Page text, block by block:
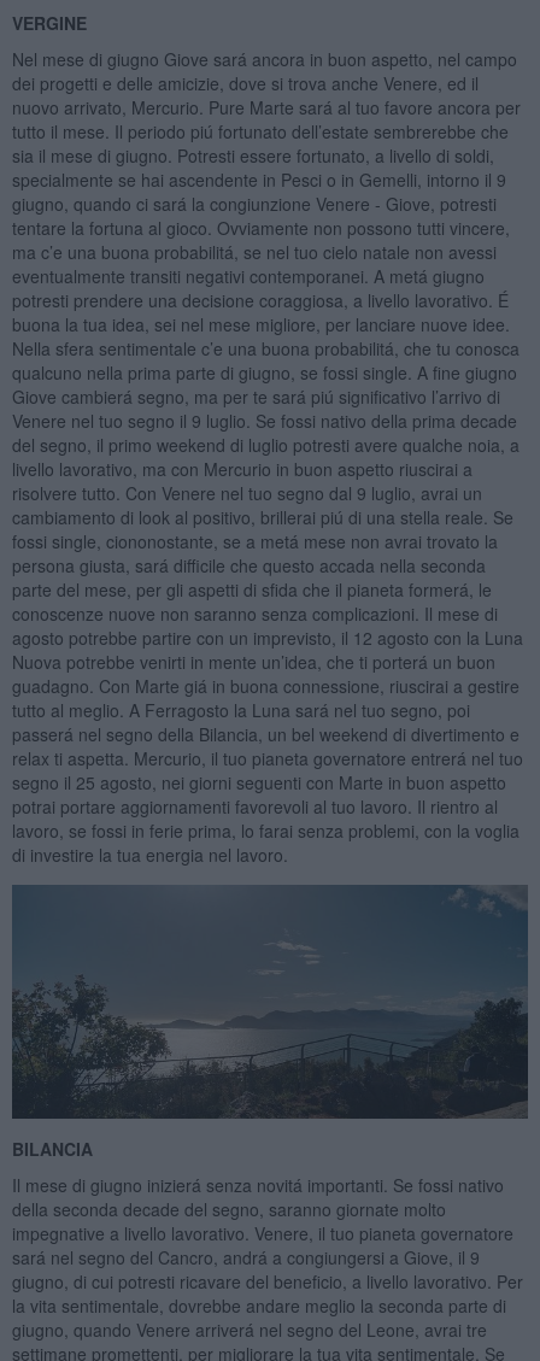
VERGINE
Nel mese di giugno Giove sará ancora in buon aspetto, nel campo
dei progetti e delle amicizie, dove si trova anche Venere, ed il
nuovo arrivato, Mercurio. Pure Marte sará al tuo favore ancora per
tutto il mese. Il periodo piú fortunato dell’estate sembrerebbe che
sia il mese di giugno. Potresti essere fortunato, a livello di soldi,
specialmente se hai ascendente in Pesci o in Gemelli, intorno il 9
giugno, quando ci sará la congiunzione Venere - Giove, potresti
tentare la fortuna al gioco. Ovviamente non possono tutti vincere,
ma c’e una buona probabilitá, se nel tuo cielo natale non avessi
eventualmente transiti negativi contemporanei. A metá giugno
potresti prendere una decisione coraggiosa, a livello lavorativo. É
buona la tua idea, sei nel mese migliore, per lanciare nuove idee.
Nella sfera sentimentale c’e una buona probabilitá, che tu conosca
qualcuno nella prima parte di giugno, se fossi single. A fine giugno
Giove cambierá segno, ma per te sará piú significativo l’arrivo di
Venere nel tuo segno il 9 luglio. Se fossi nativo della prima decade
del segno, il primo weekend di luglio potresti avere qualche noia, a
livello lavorativo, ma con Mercurio in buon aspetto riuscirai a
risolvere tutto. Con Venere nel tuo segno dal 9 luglio, avrai un
cambiamento di look al positivo, brillerai piú di una stella reale. Se
fossi single, ciononostante, se a metá mese non avrai trovato la
persona giusta, sará difficile che questo accada nella seconda
parte del mese, per gli aspetti di sfida che il pianeta formerá, le
conoscenze nuove non saranno senza complicazioni. Il mese di
agosto potrebbe partire con un imprevisto, il 12 agosto con la Luna
Nuova potrebbe venirti in mente un’idea, che ti porterá un buon
guadagno. Con Marte giá in buona connessione, riuscirai a gestire
tutto al meglio. A Ferragosto la Luna sará nel tuo segno, poi
passerá nel segno della Bilancia, un bel weekend di divertimento e
relax ti aspetta. Mercurio, il tuo pianeta governatore entrerá nel tuo
segno il 25 agosto, nei giorni seguenti con Marte in buon aspetto
potrai portare aggiornamenti favorevoli al tuo lavoro. Il rientro al
lavoro, se fossi in ferie prima, lo farai senza problemi, con la voglia
di investire la tua energia nel lavoro.
BILANCIA
Il mese di giugno inizierá senza novitá importanti. Se fossi nativo
della seconda decade del segno, saranno giornate molto
impegnative a livello lavorativo. Venere, il tuo pianeta governatore
sará nel segno del Cancro, andrá a congiungersi a Giove, il 9
giugno, di cui potresti ricavare del beneficio, a livello lavorativo. Per
la vita sentimentale, dovrebbe andare meglio la seconda parte di
giugno, quando Venere arriverá nel segno del Leone, avrai tre
settimane promettenti, per migliorare la tua vita sentimentale. Se